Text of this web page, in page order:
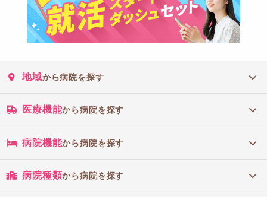
地域から病院を探す
医療機能から病院を探す
病院機能から病院を探す
病院種類から病院を探す